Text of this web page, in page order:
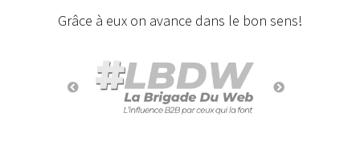
Grâce à eux on avance dans le bon sens!